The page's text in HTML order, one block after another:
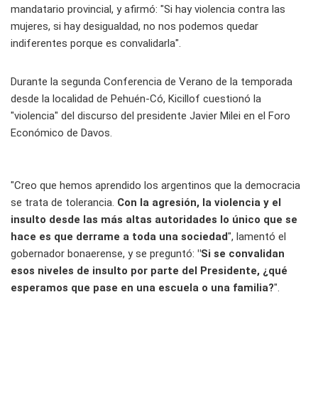
mandatario provincial, y afirmó: "Si hay violencia contra las
mujeres, si hay desigualdad, no nos podemos quedar
indiferentes porque es convalidarla".
Durante la segunda Conferencia de Verano de la temporada
desde la localidad de Pehuén-Có, Kicillof cuestionó la
"violencia" del discurso del presidente Javier Milei en el Foro
Económico de Davos.
"Creo que hemos aprendido los argentinos que la democracia
se trata de tolerancia. Con la agresión, la violencia y el
insulto desde las más altas autoridades lo único que se
hace es que derrame a toda una sociedad", lamentó el
gobernador bonaerense, y se preguntó: "Si se convalidan
esos niveles de insulto por parte del Presidente, ¿qué
esperamos que pase en una escuela o una familia?".